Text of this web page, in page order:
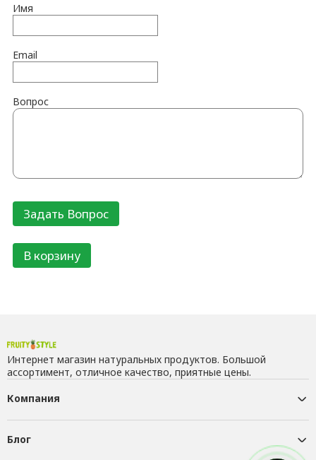
Имя
Email
Вопрос
В корзину
Интернет магазин натуральных продуктов. Большой
ассортимент, отличное качество, приятные цены.
Компания
Блог